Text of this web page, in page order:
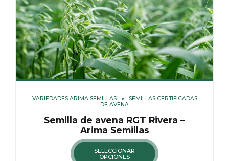
VARIEDADES ARIMA SEMILLAS
SEMILLAS CERTIFICADAS
DE AVENA
Semilla de avena RGT Rivera –
Arima Semillas
SELECCIONAR
OPCIONES